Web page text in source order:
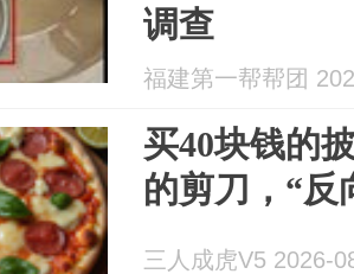
调查
福建第一帮帮团
买40块钱的
的剪刀，“反
三人成虎V5 2026-